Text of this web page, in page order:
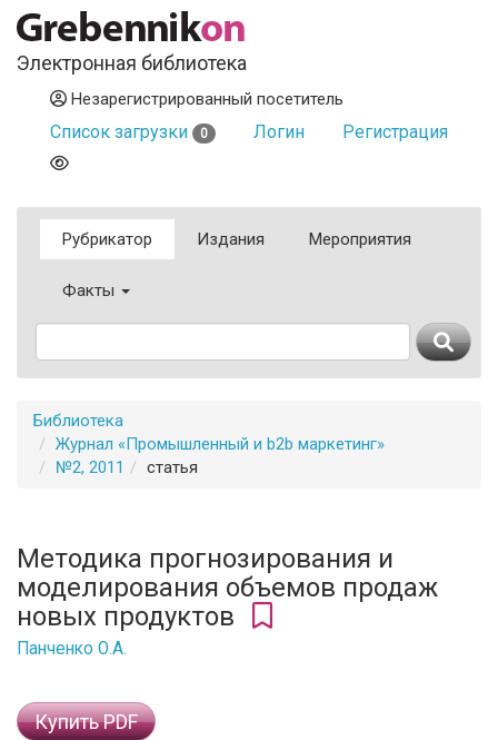
Электронная библиотека
Незарегистрированный посетитель
Список загрузки 0 Логин Регистрация
Рубрикатор Издания Мероприятия
Факты
Библиотека
Журнал «Промышленный и b2b маркетинг»
№2, 2011
статья
Методика прогнозирования и
моделирования объемов продаж
новых продуктов
Панченко О.А.
Купить PDF